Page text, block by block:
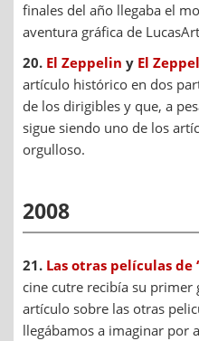
finales del año llegaba el
aventura gráfica de
20. El Zeppelin y El
artículo histórico en dos
de los dirigibles y que, a
sigue siendo uno de los
orgulloso.
2008
21. Las otras películas de
cine cutre recibía su primer
artículo sobre las otras
llegábamos a imaginar por